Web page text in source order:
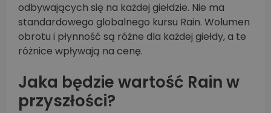
odbywających się na każdej giełdzie. Nie ma
standardowego globalnego kursu Rain. Wolumen
obrotu i płynność są różne dla każdej giełdy, a te
różnice wpływają na cenę.
Jaka będzie wartość Rain w
przyszłości?